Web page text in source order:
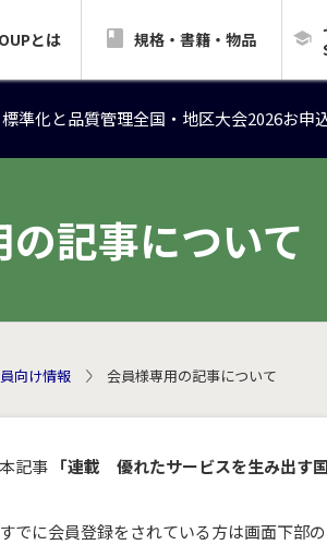
とは 規格・書籍・物品
標準化と品質管理全国・地区大会2026お申
標準化と品質管理全国・地区大会2026お申
記事について
向け情報 会員様専用の記事について
本記事 「連載 優れたサービスを生み出す
すでに会員登録をされている方は画面下部